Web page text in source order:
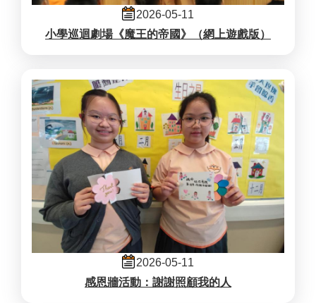
2026-05-11
小學巡迴劇場《魔王的帝國》（網上遊戲版）
2026-05-11
感恩牆活動：謝謝照顧我的人